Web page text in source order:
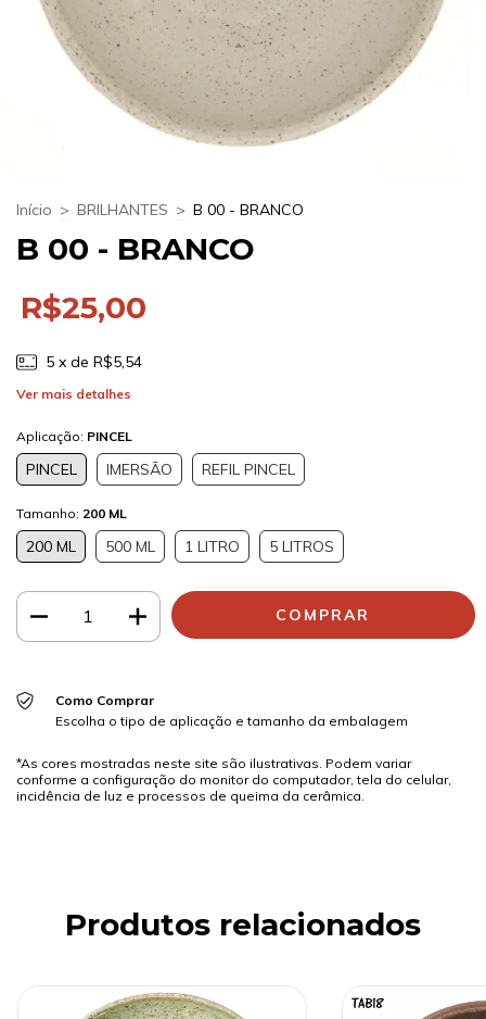
Início > BRILHANTES > B 00 - BRANCO
B 00 - BRANCO
R$25,00
5 x de R$5,54
Ver mais detalhes
Aplicação: PINCEL
PINCEL IMERSÃO REFIL PINCEL
Tamanho: 200 ML
200 ML 500 ML 1 LITRO 5 LITROS
Como Comprar
Escolha o tipo de aplicação e tamanho da embalagem
*As cores mostradas neste site são ilustrativas. Podem variar
conforme a configuração do monitor do computador, tela do celular,
incidência de luz e processos de queima da cerâmica.
Produtos relacionados